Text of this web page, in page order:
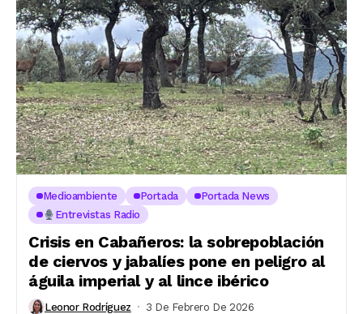
Medioambiente Portada
Portada News
Entrevistas Radio
Crisis en Cabañeros: la sobrepoblación
de ciervos y jabalíes pone en peligro al
águila imperial y al lince ibérico
Leonor Rodríguez 3 De Febrero De 2026